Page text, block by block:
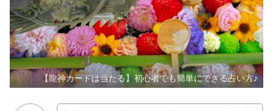
【龍神カードは当たる】初心者でも簡単にできる占い方♪